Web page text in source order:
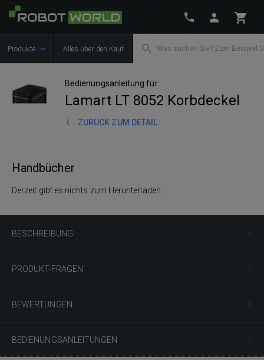
Produkte Alles über den Kauf
Bedienungsanleitung für
Lamart LT 8052 Korbdeckel
ZURÜCK ZUM DETAIL
BESCHREIBUNG
PRODUKT-FRAGEN
BEWERTUNGEN
BEDIENUNGSANLEITUNGEN
Handbücher
Derzeit gibt es nichts zum Herunterladen.